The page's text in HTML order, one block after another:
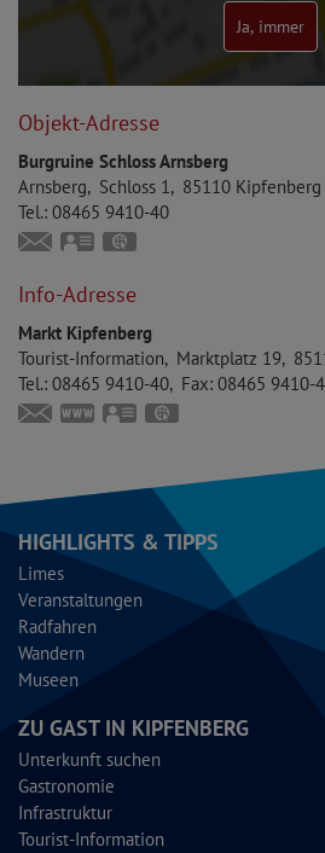
Ja, immer
Objekt-Adresse
Burgruine Schloss Arnsberg
Arnsberg
Schloss 1 85110 Kipfenberg
Tel.: 08465 9410-40
manuela.weber@kipfenberg.de
vCard
Info-Adresse
Markt Kipfenberg
Tourist-Information
Marktplatz 19
Tel.: 08465 9410-40 Fax: 08465 9410-
touristinfo@markt-kipfenberg.de
www.kipfenberg.de
vCard
HIGHLIGHTS & TIPPS
Limes
Veranstaltungen
Radfahren
Wandern
Museen
ZU GAST IN KIPFENBERG
Unterkunft suchen
Gastronomie
Infrastruktur
Tourist-Information